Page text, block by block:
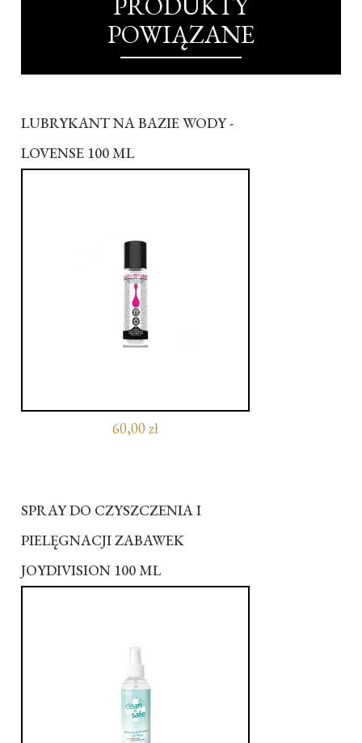
POWIĄZANE
LUBRYKANT NA BAZIE WODY -
LOVENSE 100 ML
60,00 zł
SPRAY DO CZYSZCZENIA I
PIELĘGNACJI ZABAWEK
JOYDIVISION 100 ML